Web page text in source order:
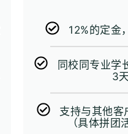
12%的定金
同校同专业学
3
支持与其他客
（具体拼团